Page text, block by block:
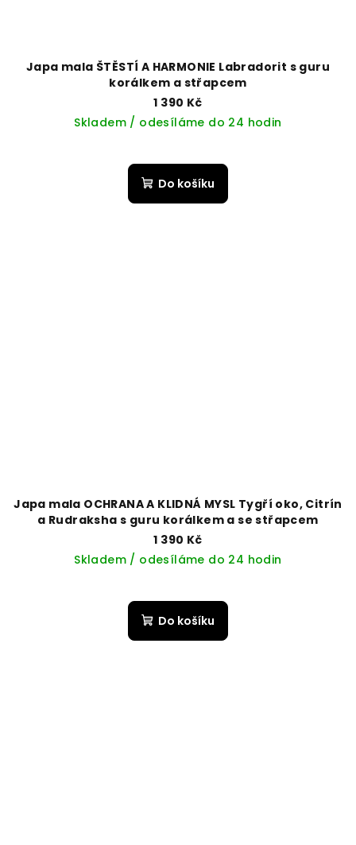
Japa mala ŠTĚSTÍ A HARMONIE Labradorit s guru
korálkem a střapcem
1 390 Kč
Skladem / odesíláme do 24 hodin
Do košíku
Japa mala OCHRANA A KLIDNÁ MYSL Tygří oko, Citrín
a Rudraksha s guru korálkem a se střapcem
1 390 Kč
Skladem / odesíláme do 24 hodin
Do košíku